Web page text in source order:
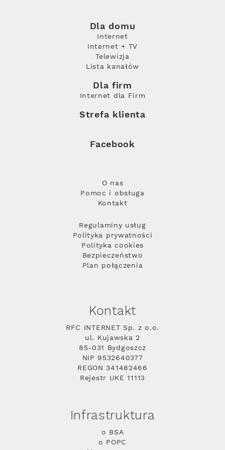
Dla domu
Internet
Internet + TV
Telewizja
Lista kanałów
Dla firm
Internet dla Firm
Strefa klienta
Facebook
O nas
Pomoc i obsługa
Kontakt
Regulaminy usług
Polityka prywatności
Polityka cookies
Bezpieczeństwo
Plan połączenia
Kontakt
RFC INTERNET Sp. z o.o.
ul. Kujawska 2
85-031 Bydgoszcz
NIP 9532640377
REGON 341482466
Rejestr UKE 11113
Infrastruktura
o BSA
o POPC